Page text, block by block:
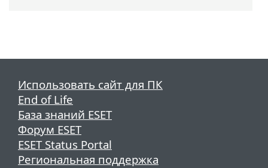
Использовать сайт для ПК
End of Life
База знаний ESET
Форум ESET
ESET Status Portal
Региональная поддержка